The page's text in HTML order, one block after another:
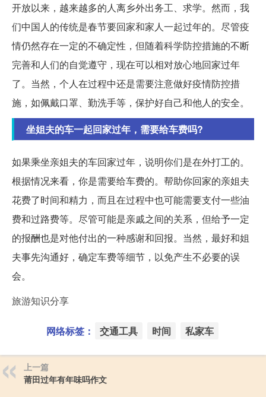
开放以来，越来越多的人离乡外出务工、求学。然而，我
们中国人的传统是春节要回家和家人一起过年的。尽管疫
情仍然存在一定的不确定性，但随着科学防控措施的不断
完善和人们的自觉遵守，现在可以相对放心地回家过年
了。当然，个人在过程中还是需要注意做好疫情防控措
施，如佩戴口罩、勤洗手等，保护好自己和他人的安全。
坐姐夫的车一起回家过年，需要给车费吗?
如果乘坐亲姐夫的车回家过年，说明你们是在外打工的。
根据情况来看，你是需要给车费的。帮助你回家的亲姐夫
花费了时间和精力，而且在过程中也可能需要支付一些油
费和过路费等。尽管可能是亲戚之间的关系，但给予一定
的报酬也是对他付出的一种感谢和回报。当然，最好和姐
夫事先沟通好，确定车费等细节，以免产生不必要的误
会。
旅游知识分享
网络标签： 交通工具 时间 私家车
上一篇
莆田过年有年味吗作文